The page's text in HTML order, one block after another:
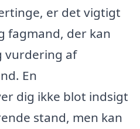
er det vigtigt
fagmand, der kan
vurdering af
En
dig ikke blot indsigt
stand, men kan